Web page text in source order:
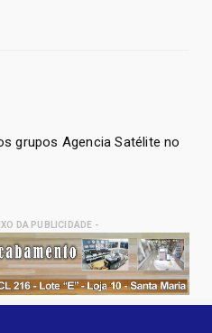
grupos Agencia Satélite no
DA PUBLICIDADE -